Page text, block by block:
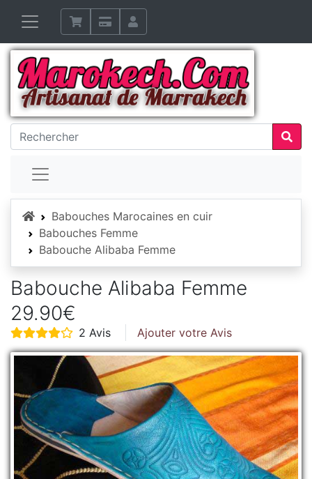
AccueilBabouches Marocaines en cuir
Babouches Femme
Babouche Alibaba Femme
Babouche Alibaba Femme
29.90€
2 Avis Ajouter votre Avis